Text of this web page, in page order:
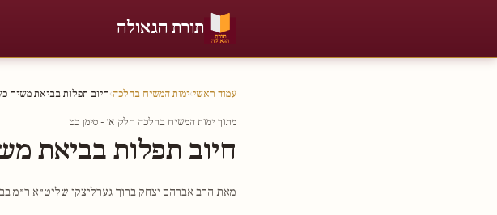
תורת הגאולה
עמוד ראשי›ימות המשיח בהלכה›חיוב תפלות בביאת משיח
מתוך ימות המשיח בהלכה חלק א׳ - סימן כט
חיוב תפלות בביאת
מאת הרב אברהם יצחק ברוך גערליצקי שליט״א ר״מ